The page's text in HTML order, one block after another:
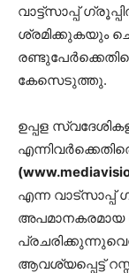
വാട്ട്‌സാപ്പ്‌
ശ്രമിക്കുകയും
കേസെടുത്തു.
ഉപ്പള
എന്ന വാട്‌സാപ്പ്‌
അപമാനകരമായ
ആവശ്യപ്പെട്ട്‌